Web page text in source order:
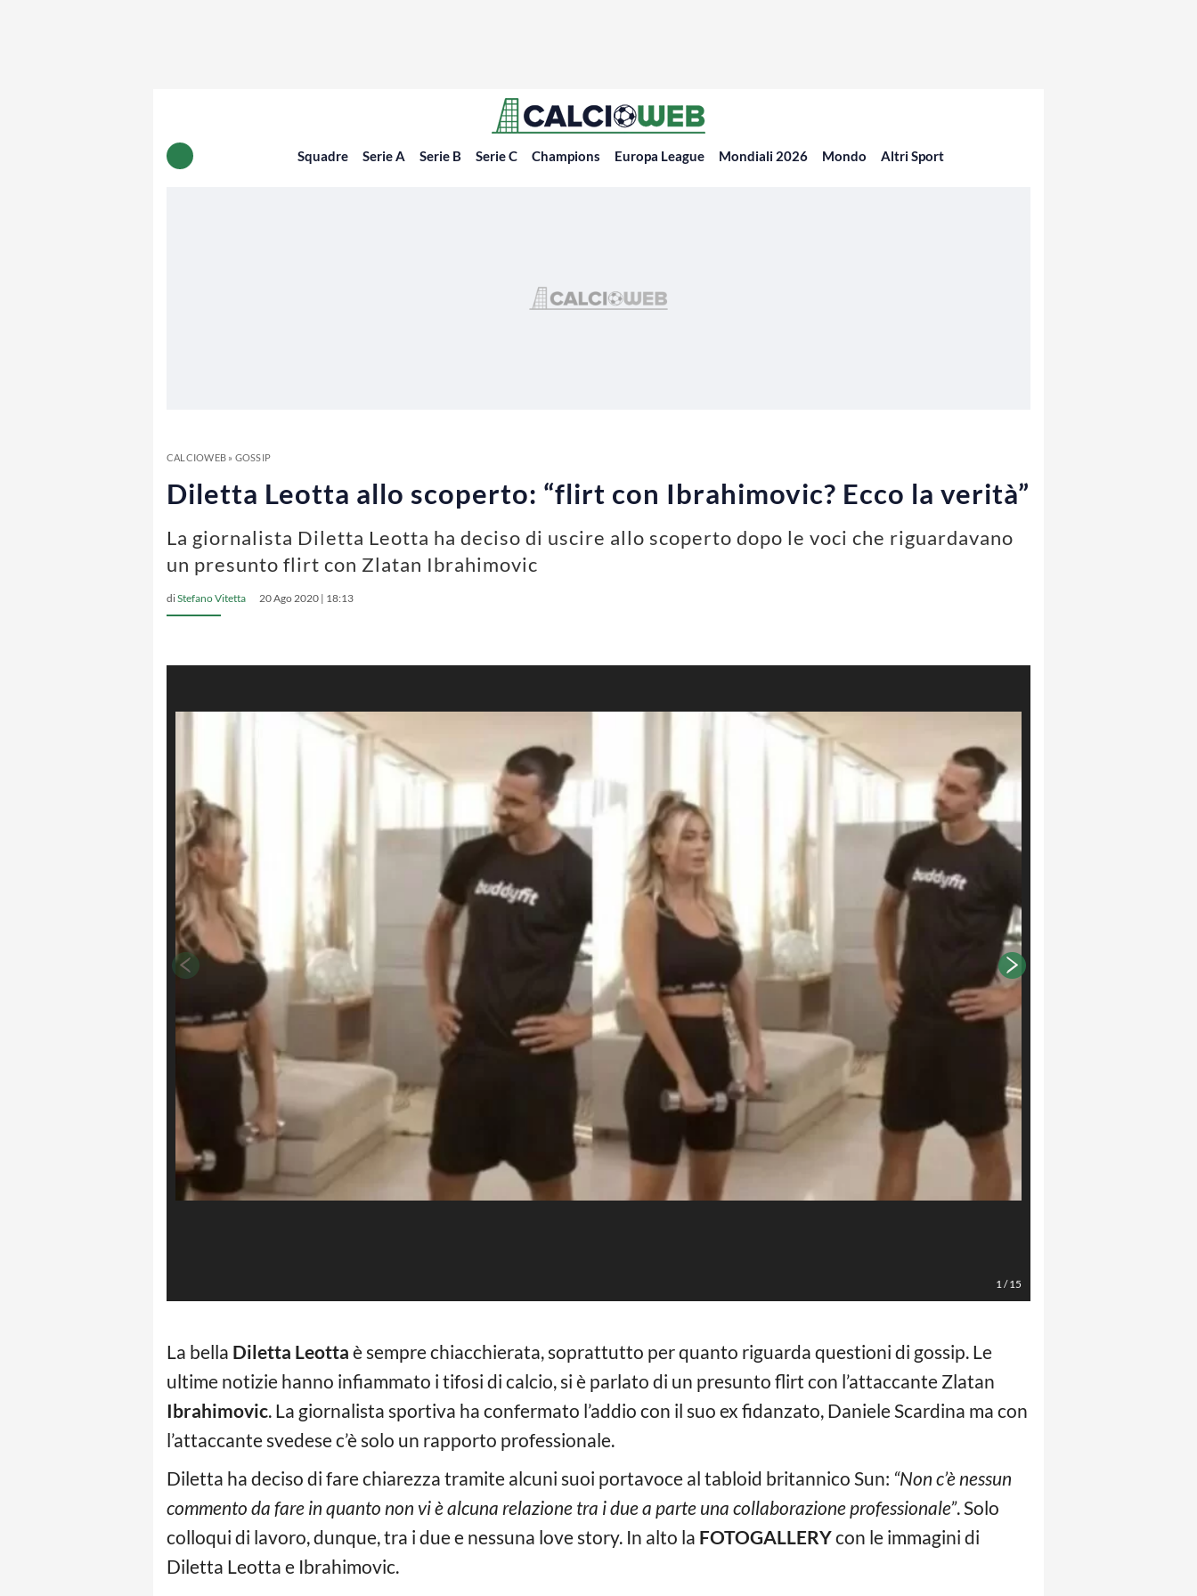
Squadre Serie A Serie B Serie C Champions Europa League Mondiali 2026 Mondo Altri Sport
CALCIOWEB» GOSSIP
Diletta Leotta allo scoperto: “flirt con Ibrahimovic? Ecco la verità”
La giornalista Diletta Leotta ha deciso di uscire allo scoperto dopo le voci che riguardavano
un presunto flirt con Zlatan Ibrahimovic
diStefano Vitetta 20 Ago 2020 | 18:13
1/15
La bella Diletta Leotta è sempre chiacchierata, soprattutto per quanto riguarda questioni di gossip. Le
ultime notizie hanno infiammato i tifosi di calcio, si è parlato di un presunto flirt con l’attaccante Zlatan
Ibrahimovic. La giornalista sportiva ha confermato l’addio con il suo ex fidanzato, Daniele Scardina ma con
l’attaccante svedese c’è solo un rapporto professionale.
Diletta ha deciso di fare chiarezza tramite alcuni suoi portavoce al tabloid britannico Sun: “Non c’è nessun
commento da fare in quanto non vi è alcuna relazione tra i due a parte una collaborazione professionale”. Solo
colloqui di lavoro, dunque, tra i due e nessuna love story. In alto la FOTOGALLERYcon le immagini di
Diletta Leotta e Ibrahimovic.